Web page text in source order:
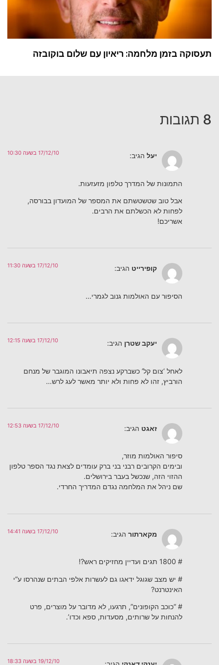
תעסוקה בזמן מלחמה: ריאיון עם שלום בוקובזה
8 תגובות
יעל הגיב: 17/12/10 בשעה 10:30
התמונות של המדרך טלפון מזעזעות.
אבל טוב שטשטשתם את המספר של המועדון בבורסה,
לפחות לא הכשלתם את הרבים.
אשריכם!
קופירייט הגיב: 17/12/10 בשעה 11:30
הסיפור עם האולמות גנוב לגמרי…
יעקב שטרן הגיב: 17/12/10 בשעה 12:15
לאחל ‘צום קל’ כשברקע נצפה תיאבונו המוגבר של מנחם
הורביץ, זהו לא פחות ולא יותר מאשר לעג לרש…
זאגט הגיב: 17/12/10 בשעה 12:53
סיפור האולמות מוזר,
ובימים הקרובים רבני בני ברק עומדים לצאת נגד הספר טלפון
ההזוי הזה, שנכשל בעבר בירושלים.
שם ניהל את המלחמה נגדם המדריך החרדי.
מקארתור הגיב: 17/12/10 בשעה 14:41
# 1800 תגים ועדיין מחזיקים ראש?!
# יש מצב שגוגל ידאגו גם לעשרות אלפי הבתים שנהרסו ע”י
האינטרנט?
# “כוכב הקופונים”, תרגעו, לא מדובר על מוצרים, פרט
להנחות על שרותים, מסעדות, ספא וכדו’.
19/12/10 בשעה 18:33